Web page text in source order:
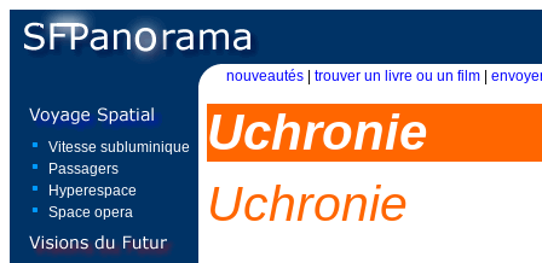
nouveautés trouver un livre ou un film
Vitesse subluminique
Passagers
Hyperespace
Space opera
Uchronie
Uchronie